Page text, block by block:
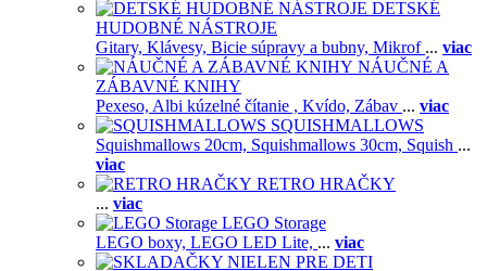
DETSKÉ
HUDOBNÉ NÁSTROJE
Gitary, Klávesy, Bicie súpravy a bubny, Mikrof ... viac
NÁUČNÉ A
ZÁBAVNÉ KNIHY
Pexeso, Albi kúzelné čítanie , Kvído, Zábav ... viac
SQUISHMALLOWS
Squishmallows 20cm, Squishmallows 30cm, Squish ...
viac
RETRO HRAČKY
... viac
LEGO Storage
LEGO boxy, LEGO LED Lite, ... viac